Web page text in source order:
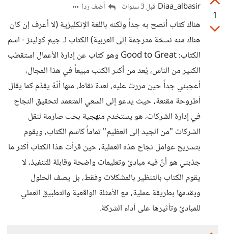
1
Diaa_albasir قبل 3 سنوات أضف ردا
هناك كتاب أنصح به جداً ولكنه باللغة الإنكليزية (لا أعرف إن كان
هناك منه نسخة مترجمة إلى العربية) الكتاب لـ جيم كولينز - اسم
الكتاب: Good to Great وهو كتاب عن إدارة الأعمال استقطب
الكثير من الناس، يُعد من أكثر الكتب مبيعاً في هذا المجال،
أعجبني جداً حين مررت عليه، لعدة نقاط، منها أنّهُ يقدّم كما يقال
أطروحة مقنعة، حيث يدعو إلى السعي المتعمد لتحقيق النجاح
في إدارة الشركات، هو يستخدم منهجية بحث صارمة لنقل
الشركات "من الجيد إلى العظيم" تماماً كاسم الكتاب، ويقوم
بتشريح عوامل نجاح هذه العملية، حين قرأت هذا الكتاب أكثر ما
جذبني هو أنّ فيه مبادئ وتعليمات واضحة وقابلة للتنفيذ، لا
يقوم الكتاب بالتنظير بالمشكلات وفقط، بل يصف الحلول
ويقدمها بطريقة عملية، مع الأمثلة الواقعية والتطبيق العملي
للمبادئ وتأثيرها على أداء الشركة.